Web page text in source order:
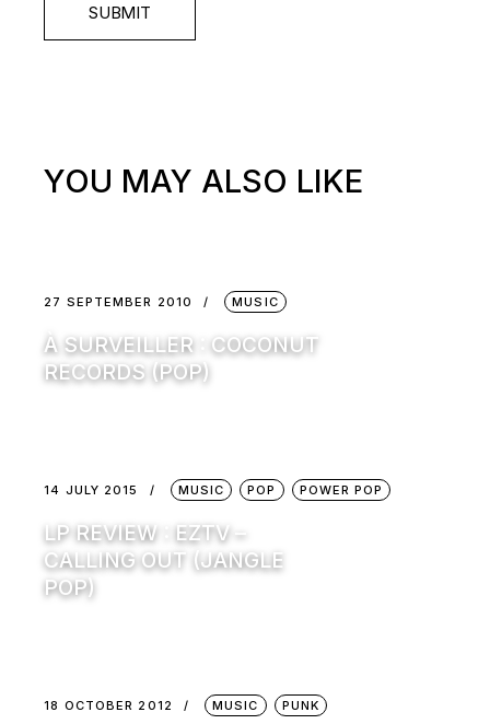
SUBMIT
YOU MAY ALSO LIKE
27 SEPTEMBER 2010 MUSIC
À SURVEILLER : COCONUT
RECORDS (POP)
14 JULY 2015 MUSIC POP POWER POP
LP REVIEW : EZTV –
CALLING OUT (JANGLE
POP)
18 OCTOBER 2012 MUSIC PUNK